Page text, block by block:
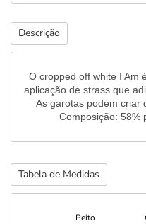
Descrição
O cropped off white I Am
aplicação de strass que
As garotas podem criar
Composição: 58%
Tabela de Medidas
Peito